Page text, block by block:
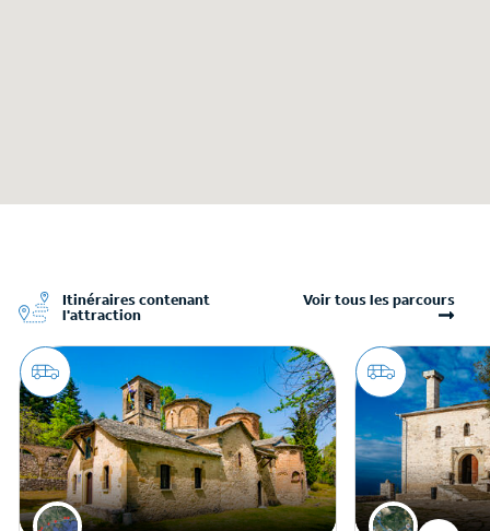
Itinéraires contenant
l'attraction
Voir tous les parcours